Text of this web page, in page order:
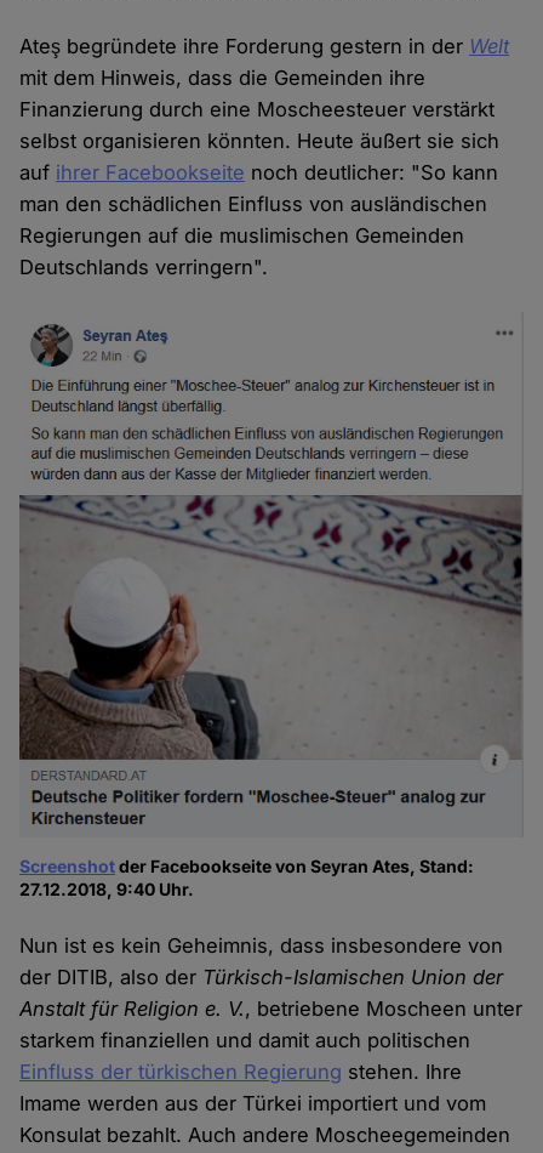
Ateş begründete ihre Forderung gestern in der Welt
mit dem Hinweis, dass die Gemeinden ihre
Finanzierung durch eine Moscheesteuer verstärkt
selbst organisieren könnten. Heute äußert sie sich
auf ihrer Facebookseite noch deutlicher: "So kann
man den schädlichen Einfluss von ausländischen
Regierungen auf die muslimischen Gemeinden
Deutschlands verringern".
Screenshotder Facebookseite von Seyran Ates, Stand:
27.12.2018, 9:40 Uhr.
Nun ist es kein Geheimnis, dass insbesondere von
der DITIB, also der Türkisch-Islamischen Union der
Anstalt für Religion e. V., betriebene Moscheen unter
starkem finanziellen und damit auch politischen
Einfluss der türkischen Regierung stehen. Ihre
Imame werden aus der Türkei importiert und vom
Konsulat bezahlt. Auch andere Moscheegemeinden